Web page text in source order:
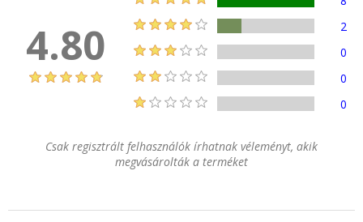
4.80
2
0
0
0
Csak regisztrált felhasználók írhatnak véleményt, akik
megvásárolták a terméket